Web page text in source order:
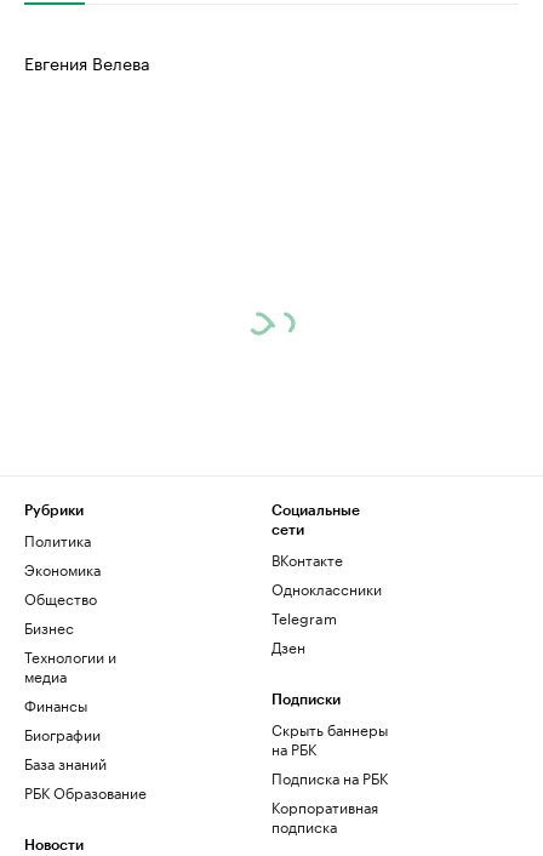
Евгения Велева
Рубрики
Политика
Экономика
Общество
Бизнес
Технологии и
медиа
Финансы
Биографии
База знаний
РБК Образование
Новости
Социальные
сети
ВКонтакте
Одноклассники
Telegram
Дзен
Подписки
Скрыть баннеры
на РБК
Подписка на РБК
Корпоративная
подписка